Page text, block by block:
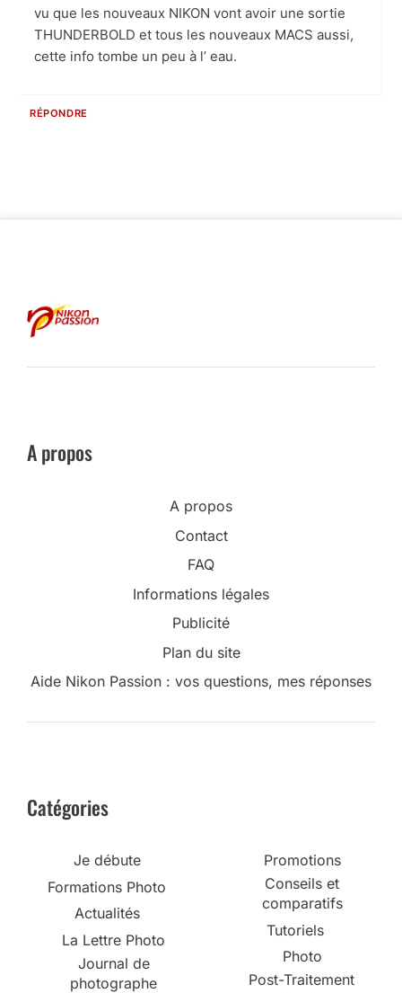
vu que les nouveaux NIKON vont avoir une sortie
THUNDERBOLD et tous les nouveaux MACS aussi,
cette info tombe un peu à l’ eau.
RÉPONDRE
A propos
A propos
Contact
FAQ
Informations légales
Publicité
Plan du site
Aide Nikon Passion : vos questions, mes réponses
Catégories
Je débute
Formations Photo
Actualités
La Lettre Photo
Journal de
photographe
Promotions
Conseils et
comparatifs
Tutoriels
Photo
Post-Traitement